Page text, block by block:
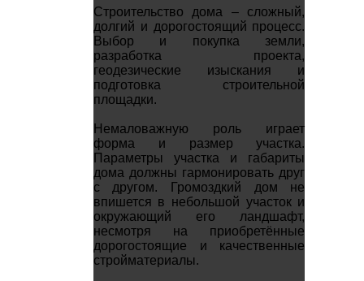
Строительство дома – сложный,
долгий и дорогостоящий процесс.
Выбор и покупка земли,
разработка проекта,
геодезические изыскания и
подготовка строительной
площадки.
Немаловажную роль играет
форма и размер участка.
Параметры участка и габариты
дома должны гармонировать друг
с другом. Громоздкий дом не
впишется в небольшой участок и
окружающий его ландшафт,
несмотря на приобретённые
дорогостоящие и качественные
стройматериалы.